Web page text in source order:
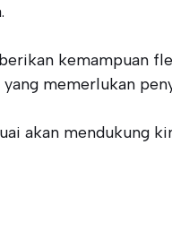
kemampuan
memerlukan
akan mendukung